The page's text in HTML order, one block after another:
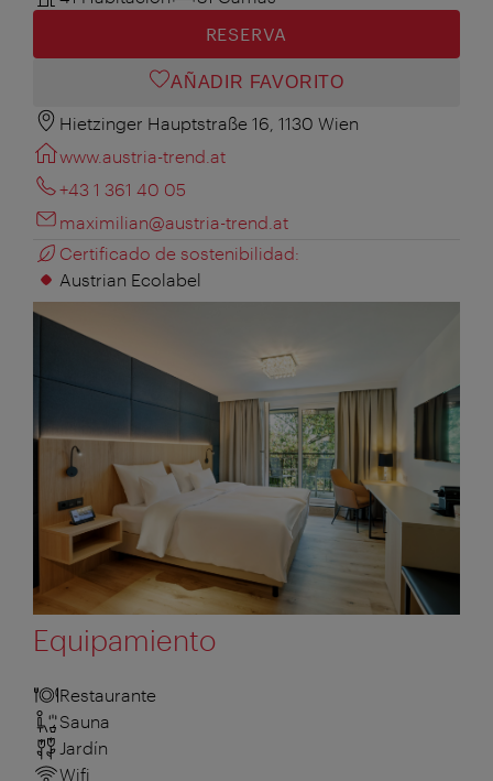
RESERVA
AÑADIR FAVORITO
Hietzinger Hauptstraße 16, 1130 Wien
www.austria-trend.at
+43 1 361 40 05
maximilian@austria-trend.at
Certificado de sostenibilidad:
Austrian Ecolabel
Equipamiento
Restaurante
Sauna
Jardín
Wifi